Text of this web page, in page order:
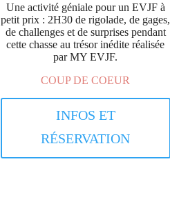
Une activité géniale pour un EVJF à
petit prix : 2H30 de rigolade, de gages,
de challenges et de surprises pendant
cette chasse au trésor inédite réalisée
par MY EVJF.
COUP DE COEUR
INFOS ET
RÉSERVATION